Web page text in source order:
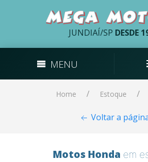
JUNDIAÍ/SP DESDE
MENU
Home Estoque
Voltar a
Motos Honda em